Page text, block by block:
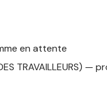
en attente
TRAVAILLEURS)